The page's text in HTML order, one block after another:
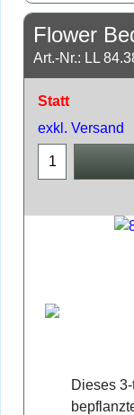
Flower
Art.-Nr.: LL
Statt
exkl. Versand
Dieses